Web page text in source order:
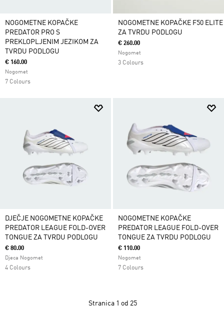
NOGOMETNE KOPAČKE
PREDATOR PRO S
PREKLOPLJENIM JEZIKOM ZA
TVRDU PODLOGU
€ 160.00
Nogomet
7 Colours
NOGOMETNE KOPAČKE F50 ELITE
ZA TVRDU PODLOGU
€ 260.00
Nogomet
3 Colours
DJEČJE NOGOMETNE KOPAČKE
PREDATOR LEAGUE FOLD-OVER
TONGUE ZA TVRDU PODLOGU
€ 80.00
Djeca Nogomet
4 Colours
NOGOMETNE KOPAČKE
PREDATOR LEAGUE FOLD-OVER
TONGUE ZA TVRDU PODLOGU
€ 110.00
Nogomet
7 Colours
Stranica 1 od 25